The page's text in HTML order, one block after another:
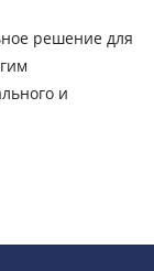
решение для
и